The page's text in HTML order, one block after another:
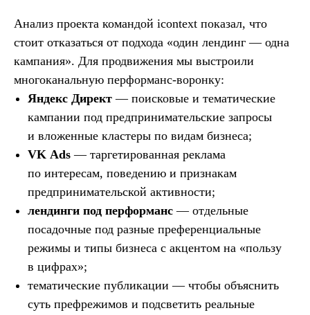
Анализ проекта командой icontext показал, что
стоит отказаться от подхода «один лендинг — одна
кампания». Для продвижения мы выстроили
многоканальную перформанс-воронку:
Яндекс Директ— поисковые и тематические
кампании под предпринимательские запросы
и вложенные кластеры по видам бизнеса;
VK Ads — таргетированная реклама
по интересам, поведению и признакам
предпринимательской активности;
лендинги под перформанс — отдельные
посадочные под разные преференциальные
режимы и типы бизнеса с акцентом на «пользу
в цифрах»;
тематические публикации — чтобы объяснить
суть префрежимов и подсветить реальные